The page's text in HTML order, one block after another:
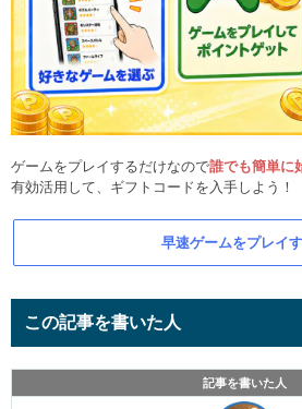
ゲームをプレイするだけなので誰でも簡単に
有効活用して、ギフトコードを入手しよう！
早速ゲームをプレイす
この記事を書いた人
記事を書いた人